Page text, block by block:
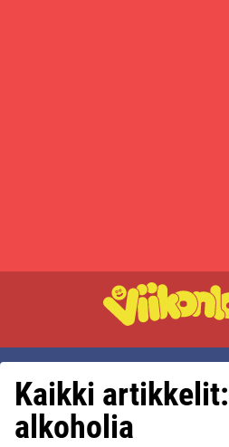
Kaikki
alkoholia